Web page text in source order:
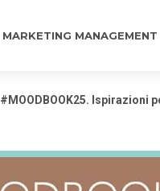
MARKETING MANAGEMENT
#MOODBOOK25. Ispirazioni